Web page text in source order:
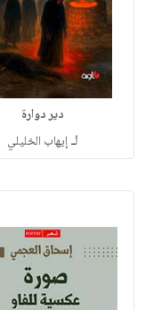
دير دوارة
لـإيهاب الخليلي